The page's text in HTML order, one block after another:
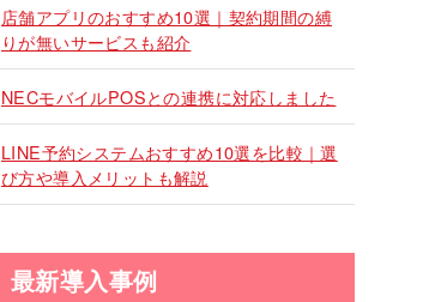
店舗アプリのおすすめ10選｜契約期間の縛
りが無いサービスも紹介
NECモバイルPOSとの連携に対応しました
LINE予約システムおすすめ10選を比較｜選
び方や導入メリットも解説
最新導入事例